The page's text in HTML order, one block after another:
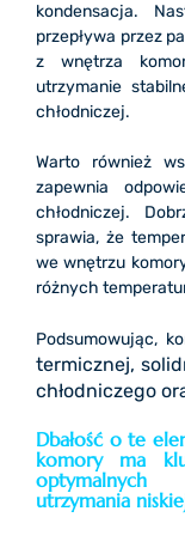
kondensacja.
przepływa przez
z wnętrza
utrzymanie
chłodniczej.
Warto również
zapewnia
chłodniczej.
sprawia, że
we wnętrzu
różnych
Podsumowując,
termicznej,
chłodniczego
Dbałość o te
komory ma
optymalnych
utrzymania